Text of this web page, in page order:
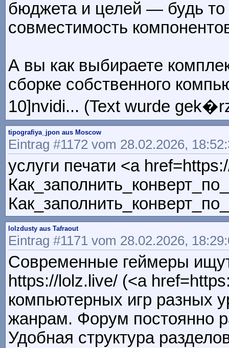
бюджета и целей — будь то
совместимость
А вы как выбираете
сборке собственного
10]nvidi... (Text wurde
tipografiya_jpon aus Moscow
Eintrag #1172 vom 28.02.2026,
услуги печати <a
lolzdusty aus Tafraout
Eintrag #1171 vom 28.02.2026,
Современные геймеры
https://lolz.live/ (<a
компьютерных игр разных
жанрам. Форум постоянно
Удобная структура